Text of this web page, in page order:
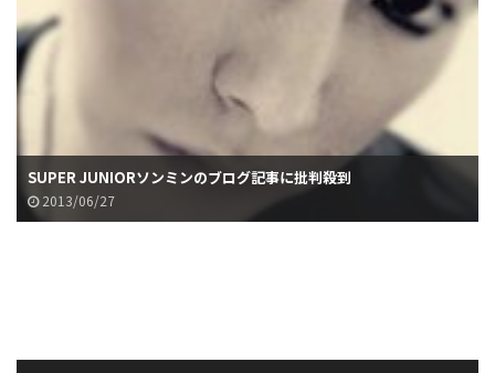
SUPER JUNIORソンミンのブログ記事に批判殺到
2013/06/27